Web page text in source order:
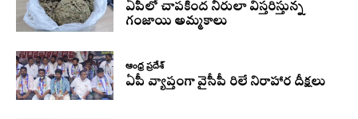
ఏపీలో చాపకింద నీరులా విస్తరిస్తున్న
గంజాయి అమ్మకాలు
ఆంధ్ర ప్రదేశ్
ఏపీ వ్యాప్తంగా వైసీపీ రిలే నిరాహార దీక్షలు